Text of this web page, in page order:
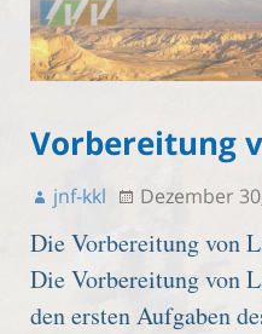
Vorbereitung
jnf-kkl Dezember
Die Vorbereitung von
Die Vorbereitung von
den ersten Aufgaben